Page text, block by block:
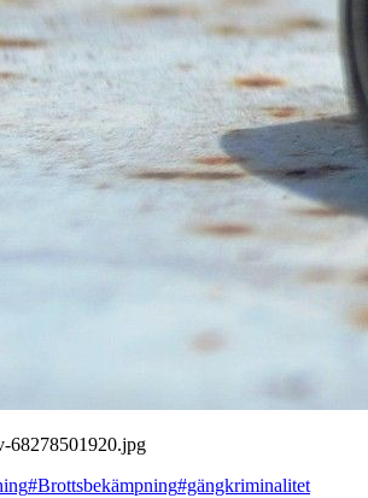
68278501920.jpg
#Brottsbekämpning#gängkriminalitet